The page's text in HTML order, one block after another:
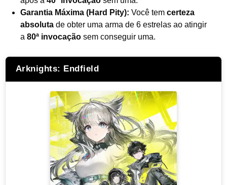
Garantia Máxima (Hard Pity): Você tem certeza
absoluta de obter uma arma de 6 estrelas ao atingir
a 80ª invocação sem conseguir uma.
Arknights: Endfield